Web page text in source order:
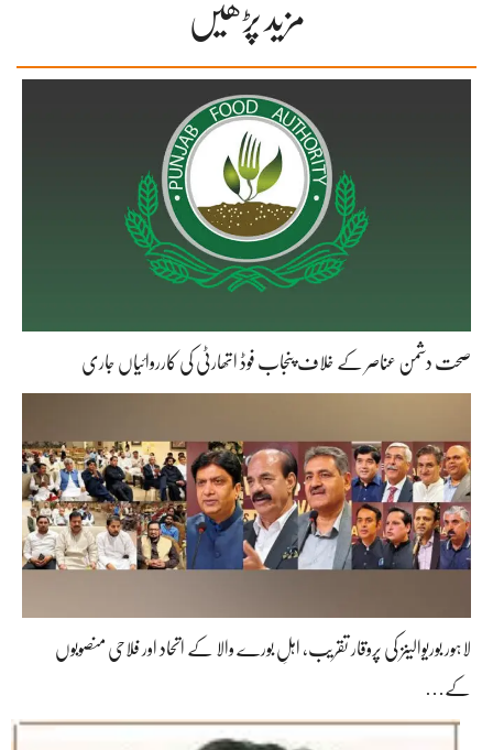
مزید پڑھیں
صحت دشمن عناصر کے خلاف پنجاب فوڈ اتھارٹی کی کارروائیاں جاری
لاہور بوریوالینز کی پروقار تقریب، اہلِ بورے والا کے اتحاد اور فلاحی منصوبوں
کے…